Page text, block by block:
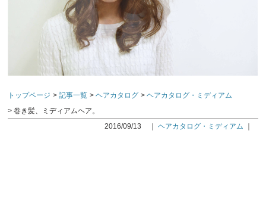
トップページ 記事一覧 ヘアカタログ
ヘアカタログ・ミディアム
巻き髪、ミディアムヘア。
2016/09/13
｜ ヘアカタログ・ミディアム ｜